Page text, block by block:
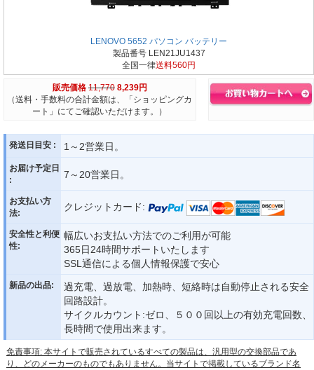
LENOVO 5652 パソコン バッテリー
製品番号 LEN21JU1437
全国一律送料560円
販売価格 11,770 8,239円
（送料・手数料の合計金額は、「ショッピングカ
ート」にてご確認いただけます。）
発送日目安 : 1～2営業日。
お届け予定日
:
7～20営業日。
お支払い方
法:
クレジットカード:
安全性と利便
性:
幅広いお支払い方法でのご利用が可能
365日24時間サポートいたします
SSL通信による個人情報保護で安心
新品の出品:
過充電、過放電、加熱時、短絡時は自動停止される安全
回路設計。
サイクルカウント:ゼロ、５００回以上の有効充電回数、
長時間で使用出来ます。
免責事項: 本サイトで販売されているすべての製品は、汎用型の交換部品であ
り、どのメーカーのものでもありません。当サイトで掲載しているブランド名